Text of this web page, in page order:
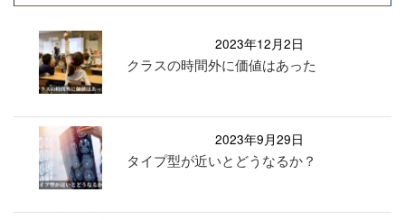
2023年12月2日
クラスの時間外に価値はあった
2023年9月29日
タイプ型が近いとどうなるか？